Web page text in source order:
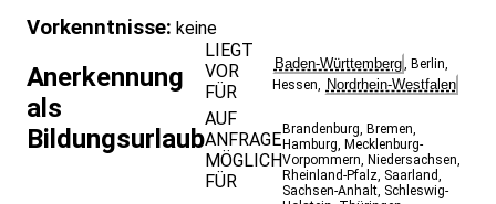
Vorkenntnisse: keine
Anerkennung
als
Bildungsurlaub
LIEGT
VOR
FÜR
Baden-Württemberg, Berlin,
Hessen, Nordrhein-Westfalen
AUF
ANFRAGE
MÖGLICH
FÜR
Brandenburg, Bremen,
Hamburg, Mecklenburg-
Vorpommern, Niedersachsen,
Rheinland-Pfalz, Saarland,
Sachsen-Anhalt, Schleswig-